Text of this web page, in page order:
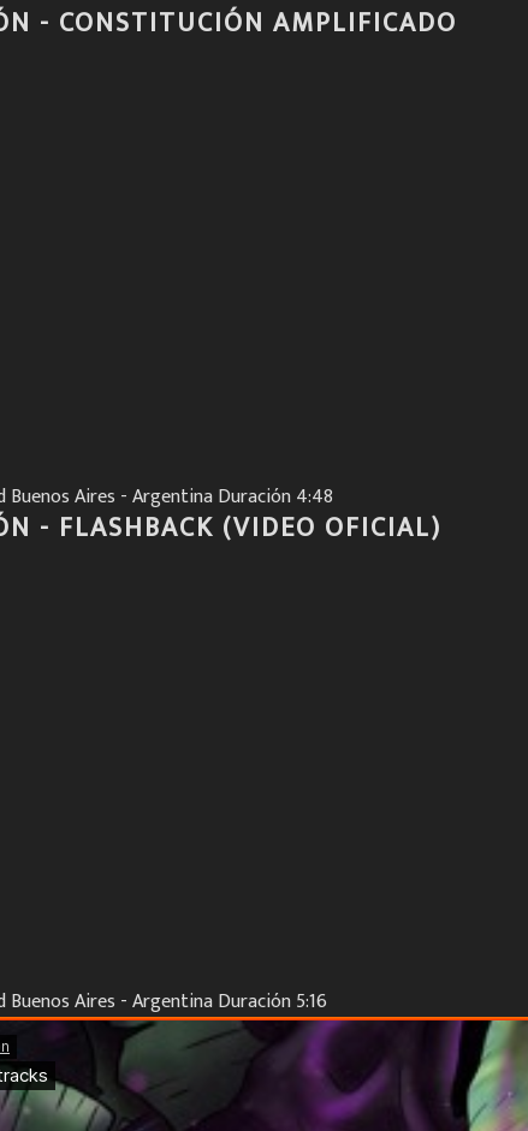
- CONSTITUCIÓN AMPLIFICADO
Buenos Aires - Argentina Duración 4:48
- FLASHBACK (VIDEO OFICIAL)
Buenos Aires - Argentina Duración 5:16